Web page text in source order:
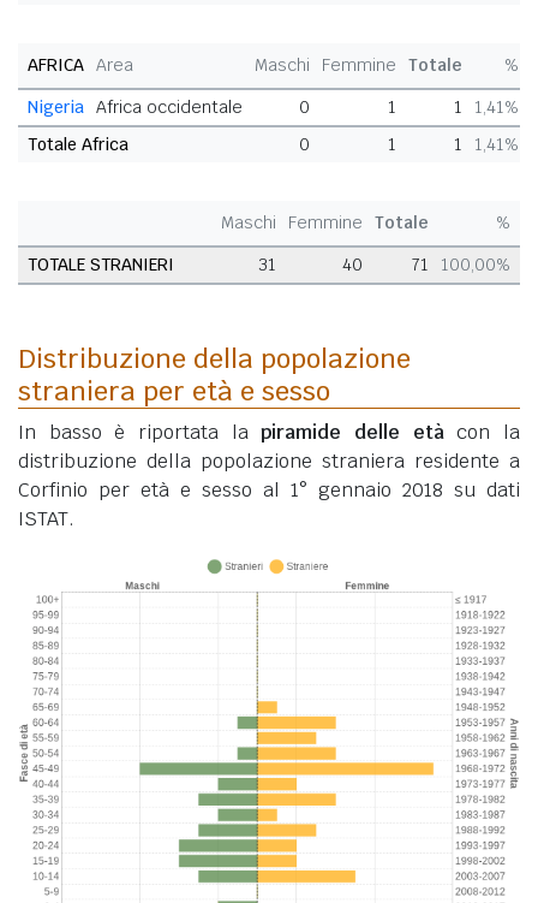
AFRICA Area Maschi Femmine Totale
%
Nigeria Africa occidentale 0 1 1
1,41%
Totale Africa
0 1 1 1,41%
Maschi Femmine Totale
%
TOTALE STRANIERI
31 40 71 100,00%
Distribuzione della popolazione
straniera per età e sesso
In basso è riportata lapiramide delle etàcon la
distribuzione della popolazione straniera residente a
Corfinio per età e sesso al 1° gennaio 2018 su dati
ISTAT.